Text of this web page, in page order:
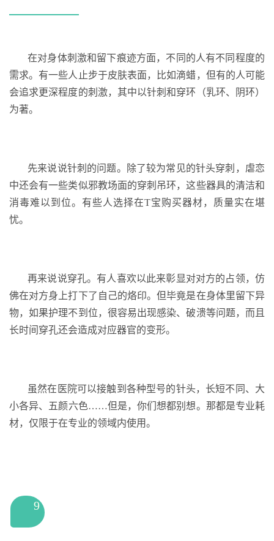
在对身体刺激和留下痕迹方面，不同的人有不同程度的
需求。有一些人止步于皮肤表面，比如滴蜡，但有的人可能
会追求更深程度的刺激，其中以针刺和穿环（乳环、阴环）
为著。
先来说说针刺的问题。除了较为常见的针头穿刺，虐恋
中还会有一些类似邪教场面的穿刺吊环，这些器具的清洁和
消毒难以到位。有些人选择在T宝购买器材，质量实在堪
忧。
再来说说穿孔。有人喜欢以此来彰显对对方的占领，仿
佛在对方身上打下了自己的烙印。但毕竟是在身体里留下异
物，如果护理不到位，很容易出现感染、破溃等问题，而且
长时间穿孔还会造成对应器官的变形。
虽然在医院可以接触到各种型号的针头，长短不同、大
小各异、五颜六色……但是，你们想都别想。那都是专业耗
材，仅限于在专业的领域内使用。
9